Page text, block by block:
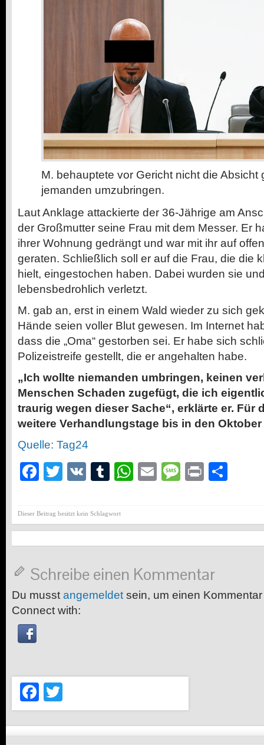
M. behauptete vor Gericht nicht die Absicht
jemanden umzubringen.
Laut Anklage attackierte der 36-Jährige am
der Großmutter seine Frau mit dem Messer. Er
ihrer Wohnung gedrängt und war mit ihr auf
geraten. Schließlich soll er auf die Frau, die die
hielt, eingestochen haben. Dabei wurden sie
lebensbedrohlich verletzt.
M. gab an, erst in einem Wald wieder zu sich
Hände seien voller Blut gewesen. Im Internet
dass die „Oma“ gestorben sei. Er habe sich
Polizeistreife gestellt, die er angehalten habe.
„Ich wollte niemanden umbringen, keinen
Menschen Schaden zugefügt, die ich
traurig wegen dieser Sache“, erklärte er. Für
weitere Verhandlungstage bis in den
Quelle: Tag24
Facebook
Twitter
VK Tumblr
WhatsApp
EmailMessage
Print
Dieser Beitrag besitzt kein Schlagwort
Schreibe einen Kommentar
Du musst angemeldet sein, um einen
Connect with:
Facebook